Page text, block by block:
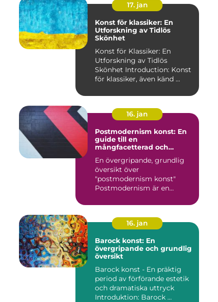
17. jan
Konst för klassiker: En
Utforskning av Tidlös
Skönhet
Konst för Klassiker: En
Utforskning av Tidlös
Skönhet Introduction: Konst
för klassiker, även känd ...
16. jan
Postmodernism konst: En
guide till en
mångfacetterad och
En övergripande, grundlig
översikt över
"postmodernism konst"
Postmodernism är en
16. jan
Barock konst: En
övergripande och grundlig
översikt
Barock konst - En präktig
period av förförande estetik
och dramatiska uttryck
Introduktion: Barock ...